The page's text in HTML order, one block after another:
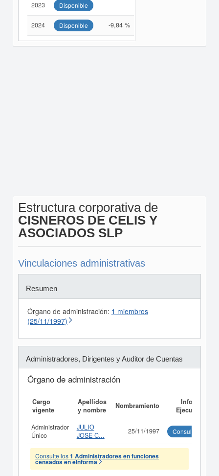
2023 Disponible
2024 Disponible -9,84 %
Estructura corporativa de
CISNEROS DE CELIS Y
ASOCIADOS SLP
Vinculaciones administrativas
Resumen
Órgano de administración: 1 miembros
(25/11/1997)
Administradores, Dirigentes y Auditor de Cuentas
Órgano de administración
Cargo
vigente
Apellidos
y nombre
Nombramiento
Informe
Ejecutivo
Administrador
Único
JULIO
JOSE C...
25/11/1997 Consultar
Consulte los1 Administradores en funciones
censados en eInforma